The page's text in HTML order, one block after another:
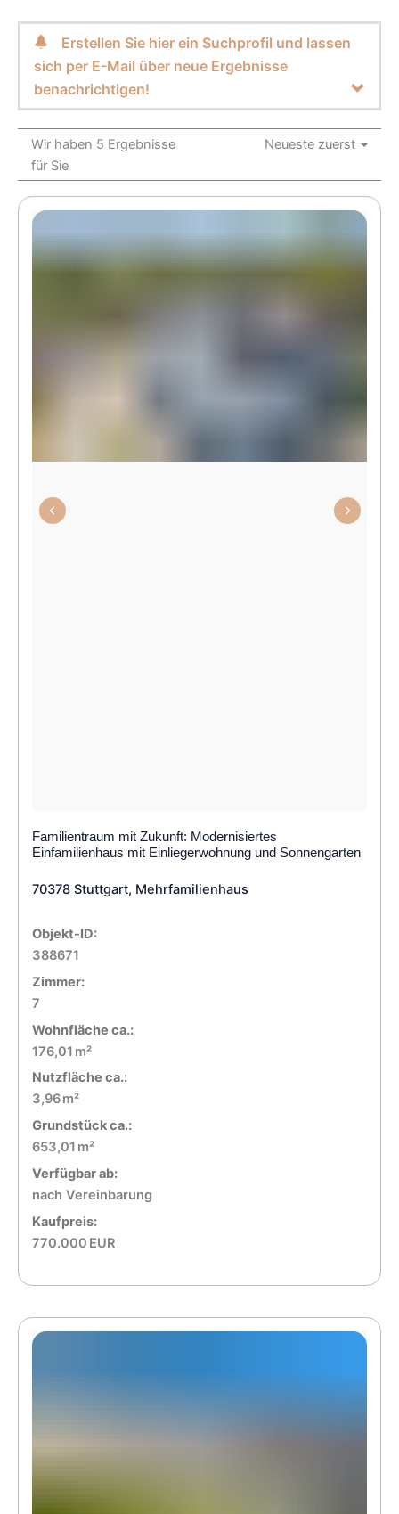
Erstellen Sie hier ein Suchprofil und lassen
sich per E-Mail über neue Ergebnisse
benachrichtigen!
Wir haben 5 Ergebnisse
für Sie
Neueste zuerst
Familientraum mit Zukunft: Modernisiertes
Einfamilienhaus mit Einliegerwohnung und Sonnengarten
70378 Stuttgart, Mehrfamilienhaus
Objekt-ID:
388671
Zimmer:
7
Wohnfläche ca.:
176,01 m²
Nutzfläche ca.:
3,96 m²
Grund­stück ca.:
653,01 m²
Verfügbar ab:
nach Vereinbarung
Kaufpreis:
770.000 EUR